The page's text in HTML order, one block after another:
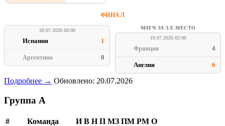
ФИНАЛ
20.07.2026 00:00
Испания 1
Аргентина 0
МАТЧ ЗА 3-Е МЕСТО
19.07.2026 02:00
Франция 4
Англия 6
Подробнее → Обновлено: 20.07.2026
Группа A
# Команда И В Н П МЗ ПМ РМ О